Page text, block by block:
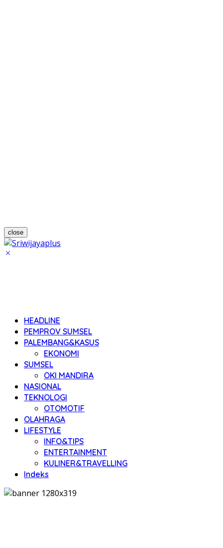
close
HEADLINE
PEMPROV SUMSEL
PALEMBANG&KASUS
EKONOMI
SUMSEL
OKI MANDIRA
NASIONAL
TEKNOLOGI
OTOMOTIF
OLAHRAGA
LIFESTYLE
INFO&TIPS
ENTERTAINMENT
KULINER&TRAVELLING
Indeks